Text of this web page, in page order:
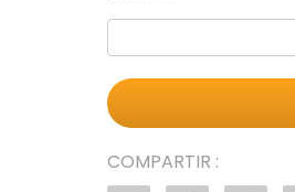
COMPARTIR :